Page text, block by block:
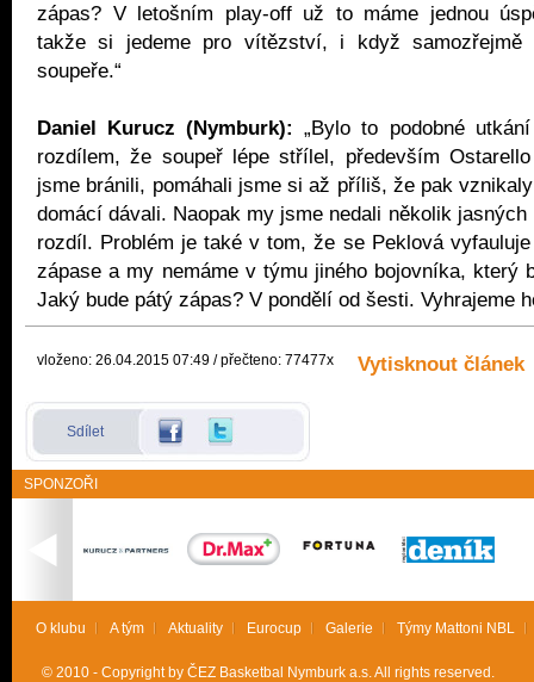
zápas? V letošním play-off už to máme jednou
takže si jedeme pro vítězství, i když samozřejmě
soupeře.“
Daniel Kurucz (Nymburk): „Bylo to podobné
rozdílem, že soupeř lépe střílel, především
jsme bránili, pomáhali jsme si až příliš, že pak
domácí dávali. Naopak my jsme nedali několik
rozdíl. Problém je také v tom, že se Peklová
zápase a my nemáme v týmu jiného bojovníka, který
Jaký bude pátý zápas? V pondělí od šesti. Vyhrajeme
vloženo: 26.04.2015 07:49 / přečteno: 77477x Vytisknout článek
Sdílet
SPONZOŘI
O klubu A tým Aktuality Eurocup Galerie Týmy Mattoni NBL
© 2010 - Copyright by ČEZ Basketbal Nymburk a.s. All rights reserved.